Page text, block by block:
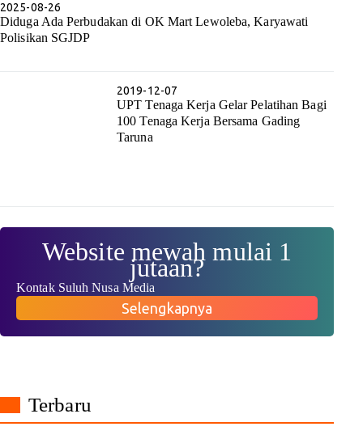
2025-08-26
Diduga Ada Perbudakan di OK Mart Lewoleba, Karyawati
Polisikan SGJDP
2019-12-07
UPT Tenaga Kerja Gelar Pelatihan Bagi
100 Tenaga Kerja Bersama Gading
Taruna
Website mewah mulai 1
jutaan?
Kontak Suluh Nusa Media
Selengkapnya
Terbaru